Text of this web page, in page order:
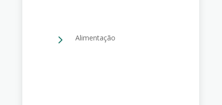
5 Alimentação